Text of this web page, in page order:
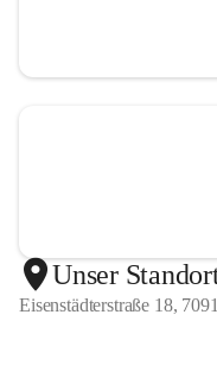
Unser
Eisenstädterstraße 18,